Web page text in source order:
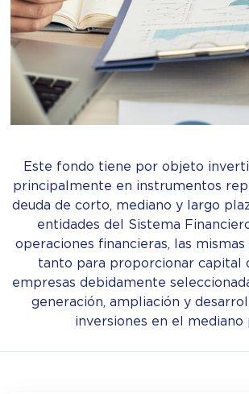
Este fondo tiene por objeto
principalmente en instrumentos
deuda de corto, mediano y largo
entidades del Sistema
operaciones financieras, las mismas
tanto para proporcionar capital
empresas debidamente
generación, ampliación y
inversiones en el mediano